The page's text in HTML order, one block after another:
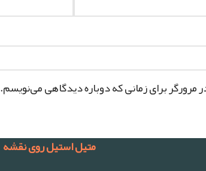
مرورگر برای زمانی که دوباره دیدگاهی می‌نویسم.
متیل استیل روی نقشه